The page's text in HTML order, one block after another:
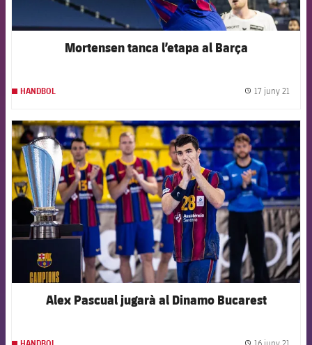
Mortensen tanca l’etapa al Barça
HANDBOL 17 juny 21
FCB Barcelona badge
Alex Pascual jugarà al Dinamo Bucarest